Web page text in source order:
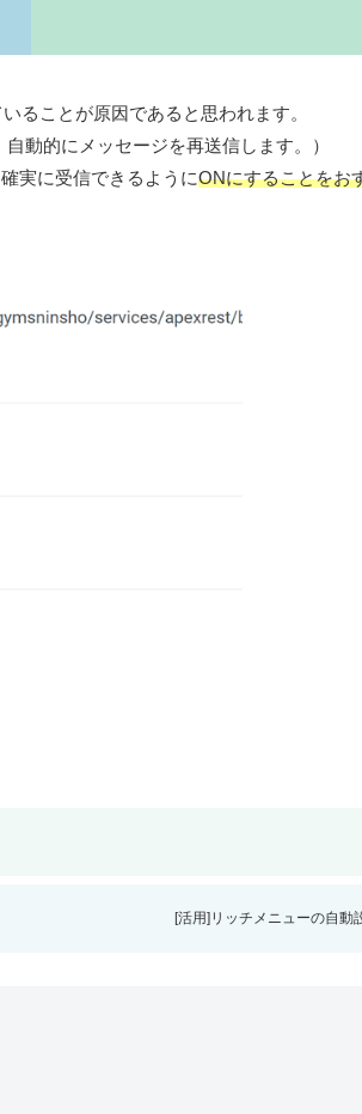
ることが原因であると思われます。
動的にメッセージを再送信します。）
実に受信できるようにONにすることをお
[活用]リッチメニューの自動